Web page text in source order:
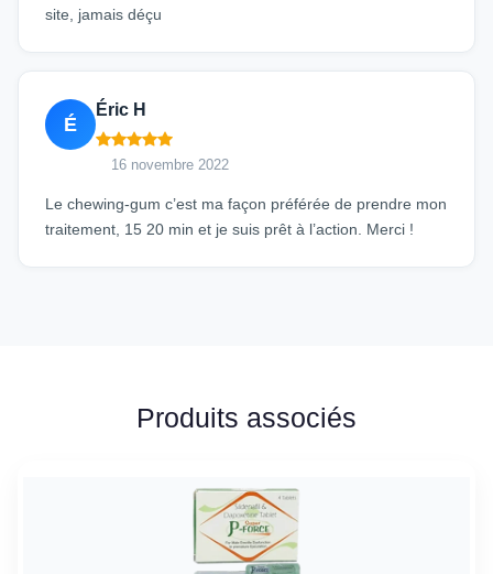
site, jamais déçu
É
Éric H
16 novembre 2022
Le chewing-gum c’est ma façon préférée de prendre mon
traitement, 15 20 min et je suis prêt à l’action. Merci !
Produits associés